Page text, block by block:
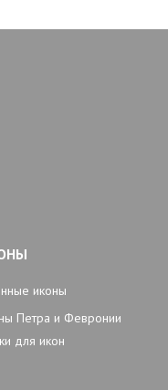
иконы
Петра и Февронии
для икон